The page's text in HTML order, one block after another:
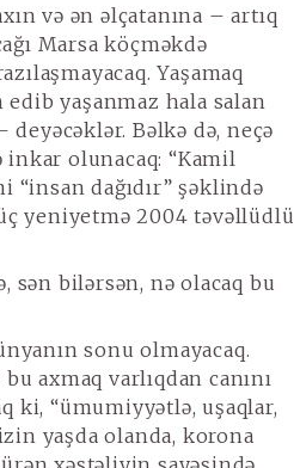
və ən əlçatanına – artıq
Marsa köçməkdə
Yaşamaq
yaşanmaz hala salan
deyəcəklər. Bəlkə də, neçə
olunacaq: “Kamil
“insan dağıdır” şəklində
yeniyetmə 2004 təvəllüdlü
sən bilərsən, nə olacaq bu
sonu olmayacaq.
axmaq varlıqdan canını
ki, “ümumiyyətlə, uşaqlar,
yaşda olanda, korona